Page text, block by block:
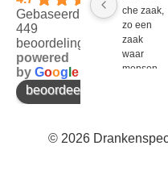
Gebaseerd op
449
beoordelingen
powered
by Goog e
beoordeel ons op
che zaak,
zo een
zaak
waar
mensen
enthousi
© 2026